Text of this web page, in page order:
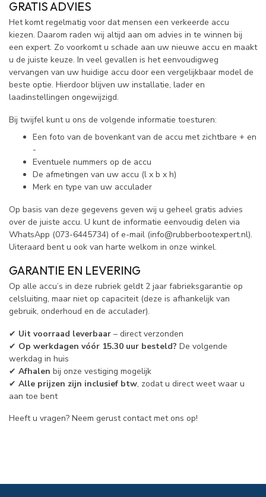
GRATIS ADVIES
Het komt regelmatig voor dat mensen een verkeerde accu
kiezen. Daarom raden wij altijd aan om advies in te winnen bij
een expert. Zo voorkomt u schade aan uw nieuwe accu en maakt
u de juiste keuze. In veel gevallen is het eenvoudigweg
vervangen van uw huidige accu door een vergelijkbaar model de
beste optie. Hierdoor blijven uw installatie, lader en
laadinstellingen ongewijzigd.
Bij twijfel kunt u ons de volgende informatie toesturen:
Een foto van de bovenkant van de accu met zichtbare + en
-
Eventuele nummers op de accu
De afmetingen van uw accu (l x b x h)
Merk en type van uw acculader
Op basis van deze gegevens geven wij u geheel gratis advies
over de juiste accu. U kunt de informatie eenvoudig delen via
WhatsApp (073-6445734) of e-mail (info@rubberbootexpert.nl).
Uiteraard bent u ook van harte welkom in onze winkel.
GARANTIE EN LEVERING
Op alle accu’s in deze rubriek geldt 2 jaar fabrieksgarantie op
celsluiting, maar niet op capaciteit (deze is afhankelijk van
gebruik, onderhoud en de acculader).
✔ Uit voorraad leverbaar – direct verzonden
✔ Op werkdagen vóór 15.30 uur besteld? De volgende
werkdag in huis
✔ Afhalen bij onze vestiging mogelijk
✔ Alle prijzen zijn inclusief btw, zodat u direct weet waar u
aan toe bent
Heeft u vragen? Neem gerust contact met ons op!